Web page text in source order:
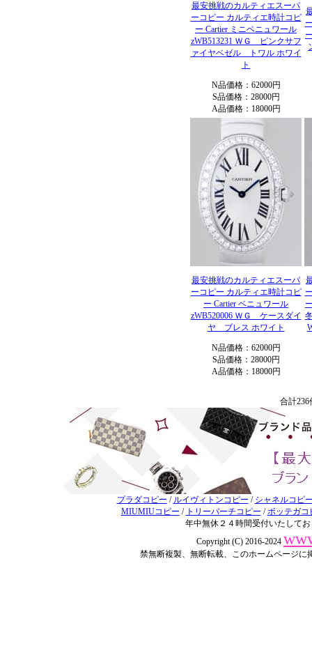
最安挑戦のカルティエスーパ
ーコピー カルティエ時計コピ
ー Cartier ミニベニュワール
zWB513231 ＷＧ ピンクサフ
ァイヤベゼル トワル ホワイ
ト
N品価格：62000円
S品価格：28000円
A品価格：18000円
最安挑戦のカルティエスーパ
ーコピー カルティエ時計コピ
ー Cartier ベニュワール
zWB520006 ＷＧ ケースダイ
ヤ ブレス ホワイト
N品価格：62000円
S品価格：28000円
A品価格：18000円
合計
プラダコピー / ルイヴィトンコピー / シャネルコピ
MIUMIUコピー / トリーバーチコピー /ボッテガコ
年中無休２４時間受付いたして
Copyright (C) 2016-2024
禁無断複製、無断転載、このホームページ